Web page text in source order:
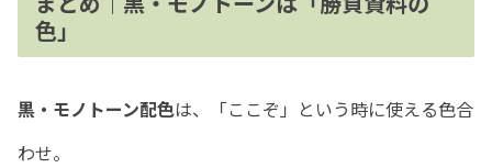
色」
黒・モノトーン配色は、「ここぞ」という時に使える色合
わせ。